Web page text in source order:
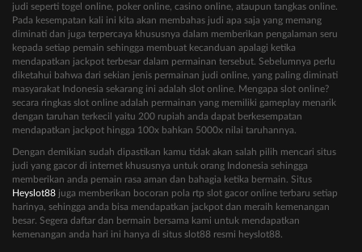
judi seperti togel online, poker online, casino online, ataupun tangkas online.
Pada kesempatan kali ini kita akan membahas judi apa saja yang memang
diminati dan juga terpercaya khususnya dalam memberikan pengalaman seru
kepada setiap pemain sehingga membuat kecanduan apalagi ketika
mendapatkan jackpot terbesar dalam permainan tersebut. Sebelumnya perlu
diketahui bahwa dari sekian jenis permainan judi online, yang paling diminati
masyarakat Indonesia sekarang ini adalah slot online. Mengapa slot online?
secara ringkas slot online adalah permainan yang memiliki gameplay menarik
dengan taruhan terkecil yaitu 200 rupiah anda dapat berkesempatan
mendapatkan jackpot hingga 100x bahkan 5000x nilai taruhannya.
Dengan demikian sudah dipastikan kamu tidak akan salah pilih mencari situs
judi yang gacor di internet khususnya untuk orang Indonesia sehingga
memberikan anda pemain rasa aman dan bahagia ketika bermain. Situs
Heyslot88 juga memberikan bocoran pola rtp slot gacor online terbaru setiap
harinya, sehingga anda bisa mendapatkan jackpot dan meraih kemenangan
besar. Segera daftar dan bermain bersama kami untuk mendapatkan
kemenangan anda hari ini hanya di situs slot88 resmi heyslot88.